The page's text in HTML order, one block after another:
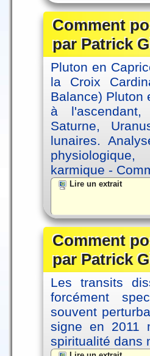
Comment
par Patrick
Pluton en
la Croix
Balance) Pluton
à
Saturne,
lunaires.
karmique -
Lire un extrait
Comment
par Patrick
Les transits
forcément
souvent
signe en 2011
spiritualité dans